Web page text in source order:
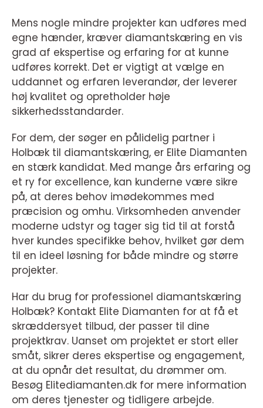
Mens nogle mindre projekter kan udføres med
egne hænder, kræver diamantskæring en vis
grad af ekspertise og erfaring for at kunne
udføres korrekt. Det er vigtigt at vælge en
uddannet og erfaren leverandør, der leverer
høj kvalitet og opretholder høje
sikkerhedsstandarder.
For dem, der søger en pålidelig partner i
Holbæk til diamantskæring, er Elite Diamanten
en stærk kandidat. Med mange års erfaring og
et ry for excellence, kan kunderne være sikre
på, at deres behov imødekommes med
præcision og omhu. Virksomheden anvender
moderne udstyr og tager sig tid til at forstå
hver kundes specifikke behov, hvilket gør dem
til en ideel løsning for både mindre og større
projekter.
Har du brug for professionel diamantskæring
Holbæk? Kontakt Elite Diamanten for at få et
skræddersyet tilbud, der passer til dine
projektkrav. Uanset om projektet er stort eller
småt, sikrer deres ekspertise og engagement,
at du opnår det resultat, du drømmer om.
Besøg Elitediamanten.dk for mere information
om deres tjenester og tidligere arbejde.